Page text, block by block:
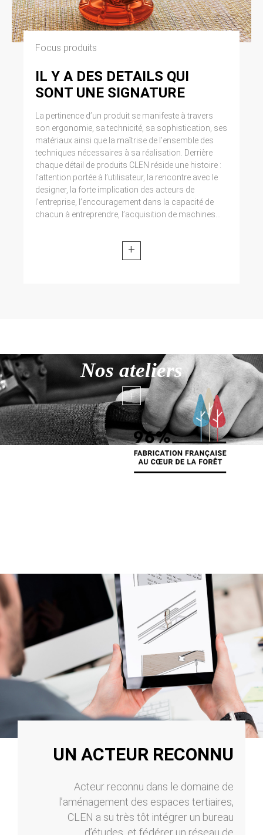
Focus produits
IL Y A DES DETAILS QUI
SONT UNE SIGNATURE
La pertinence d’un produit se manifeste à travers
son ergonomie, sa technicité, sa sophistication, ses
matériaux ainsi que la maîtrise de l’ensemble des
techniques nécessaires à sa réalisation. Derrière
chaque détail de produits CLEN réside une histoire :
l’attention portée à l’utilisateur, la rencontre avec le
designer, la forte implication des acteurs de
l’entreprise, l’encouragement dans la capacité de
chacun à entreprendre, l’acquisition de machines...
+
Nos ateliers
+
UN ACTEUR RECONNU
Acteur reconnu dans le domaine de
l’aménagement des espaces tertiaires,
CLEN a su très tôt intégrer un bureau
d’études, et fédérer un réseau de